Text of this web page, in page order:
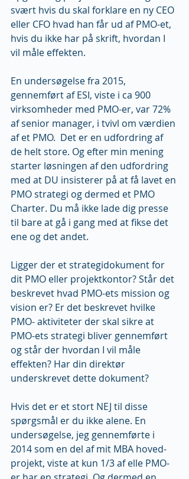
svært hvis du skal forklare en ny CEO
eller CFO hvad han får ud af PMO-et,
hvis du ikke har på skrift, hvordan I
vil måle effekten.
En undersøgelse fra 2015,
gennemført af ESI, viste i ca 900
virksomheder med PMO-er, var 72%
af senior manager, i tvivl om værdien
af et PMO.  Det er en udfordring af
de helt store. Og efter min mening
starter løsningen af den udfordring
med at DU insisterer på at få lavet en
PMO strategi og dermed et PMO
Charter. Du må ikke lade dig presse
til bare at gå i gang med at fikse det
ene og det andet.
Ligger der et strategidokument for
dit PMO eller projektkontor? Står det
beskrevet hvad PMO-ets mission og
vision er? Er det beskrevet hvilke
PMO- aktiviteter der skal sikre at
PMO-ets strategi bliver gennemført
og står der hvordan I vil måle
effekten? Har din direktør
underskrevet dette dokument?
Hvis det er et stort NEJ til disse
spørgsmål er du ikke alene. En
undersøgelse, jeg gennemførte i
2014 som en del af mit MBA hoved-
projekt, viste at kun 1/3 af elle PMO-